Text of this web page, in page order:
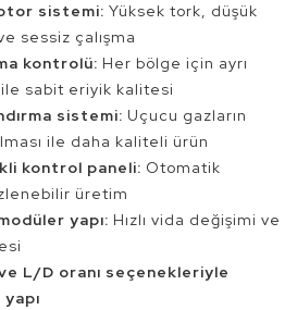
sistemi: Yüksek tork, düşük
sessiz çalışma
kontrolü: Her bölge için ayrı
ile sabit eriyik kalitesi
sistemi: Uçucu gazların
ile daha kaliteli ürün
kontrol paneli: Otomatik
üretim
yapı: Hızlı vida değişimi ve
ve L/D oranı seçenekleriyle